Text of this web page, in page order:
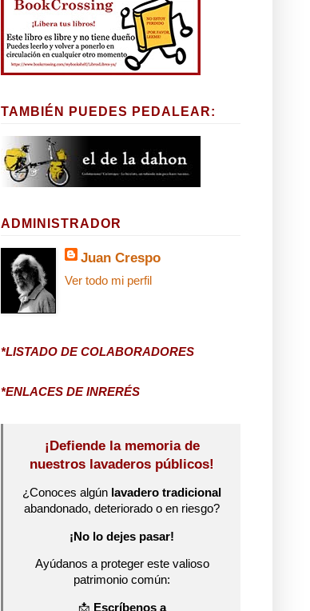
TAMBIÉN PUEDES PEDALEAR:
ADMINISTRADOR
Juan Crespo
Ver todo mi perfil
*LISTADO DE COLABORADORES
*ENLACES DE INRERÉS
¡Defiende la memoria de
nuestros lavaderos públicos!
¿Conoces algún lavadero tradicional
abandonado, deteriorado o en riesgo?
¡No lo dejes pasar!
Ayúdanos a proteger este valioso
patrimonio común:
📩 Escríbenos a